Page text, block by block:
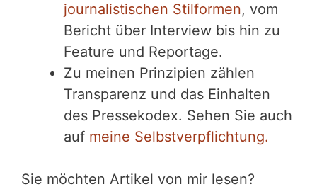
journalistischen Stilformen, vom
Bericht über Interview bis hin zu
Feature und Reportage.
Zu meinen Prinzipien zählen
Transparenz und das Einhalten
des Pressekodex. Sehen Sie auch
auf meine Selbstverpflichtung.
Sie möchten Artikel von mir lesen?